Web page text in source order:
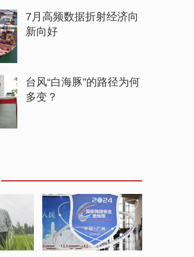
7月高频数据折射经济向
新向好
台风“白海豚”的路径为何
多变？